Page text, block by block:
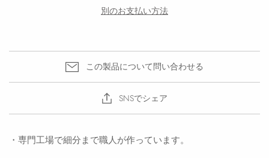
別のお支払い方法
この製品について問い合わせる
SNSでシェア
・専門工場で細分まで職人が作っています。